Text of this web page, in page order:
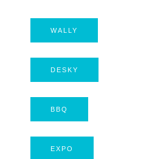
WALLY
DESKY
BBQ
EXPO